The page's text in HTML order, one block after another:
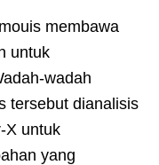
membawa
untuk
wadah
tersebut dianalisis
X untuk
yang